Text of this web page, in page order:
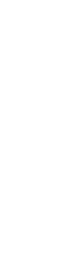
Mo-
Sa. nur nach